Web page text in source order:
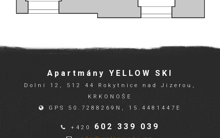
Apartmány YELLOW SKI
Dolní 12, 512 44 Rokytnice nad Jizerou,
KRKONOŠE
GPS 50.7288269N, 15.4481447E
+420 602 339 039